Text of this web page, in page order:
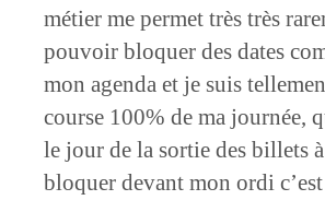
métier me permet très très
pouvoir bloquer des dates
mon agenda et je suis
course 100% de ma journée,
le jour de la sortie des billets
bloquer devant mon ordi